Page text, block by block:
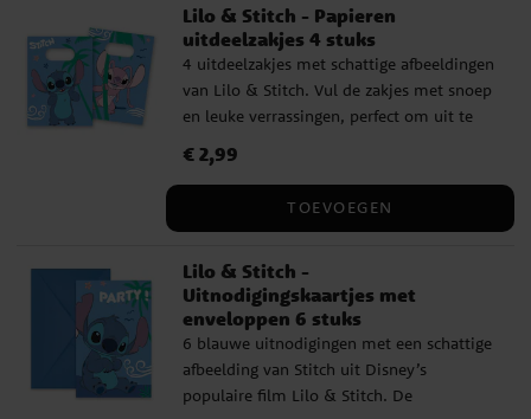
Lilo & Stitch - Papieren
uitdeelzakjes 4 stuks
4 uitdeelzakjes met schattige afbeeldingen
van Lilo & Stitch. Vul de zakjes met snoep
en leuke verrassingen, perfect om uit te
kinderfeestje. De uitdeelzakjes zijn
zijn ca. 22 x 13 cm groot.
Prijs:€ 2,99
€ 2,99
TOEVOEGEN
Lilo & Stitch -
Uitnodigingskaartjes met
enveloppen 6 stuks
6 blauwe uitnodigingen met een schattige
afbeelding van Stitch uit Disney’s
populaire film Lilo & Stitch. De